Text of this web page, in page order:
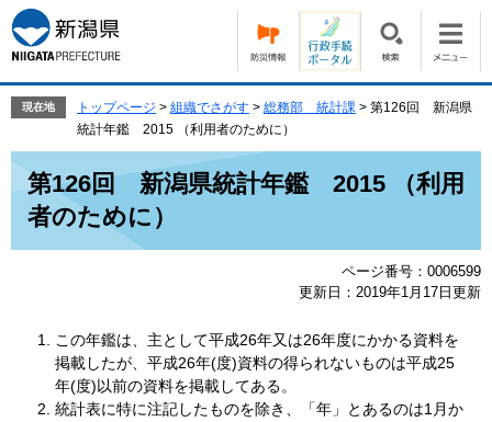
ー
ジ
の
で
す。
ニ
ュ
ー
ば
現在地 トップページ > 組織でさがす > 総務部 統計課 > 第126回 新潟県
統計年鑑 2015 （利用者のために）
第126回 新潟県統計年鑑 2015 （利用
者のために）
ページ番号：0006599
更新日：2019年1月17日更新
この年鑑は、主として平成26年又は26年度にかかる資料を
掲載したが、平成26年(度)資料の得られないものは平成25
年(度)以前の資料を掲載してある。
統計表に特に注記したものを除き、「年」とあるのは1月か